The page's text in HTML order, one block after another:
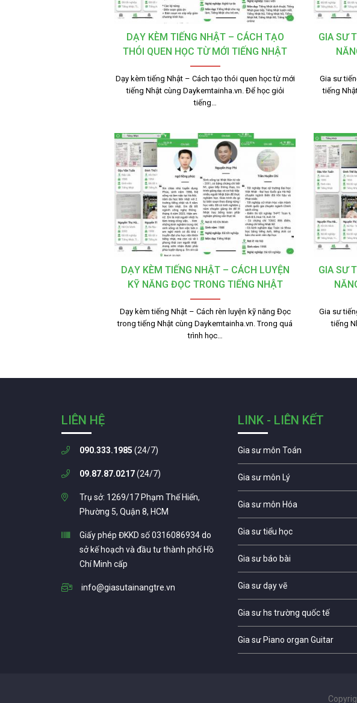
DẠY KÈM TIẾNG NHẬT – CÁCH TẠO
THÓI QUEN HỌC TỪ MỚI TIẾNG NHẬT
Dạy kèm tiếng Nhật – Cách tạo thói quen học từ mới
tiếng Nhật cùng Daykemtainha.vn. Để học giỏi
tiếng…
GIA SƯ
Gia sư
tiếng
DẠY KÈM TIẾNG NHẬT – CÁCH LUYỆN
KỸ NĂNG ĐỌC TRONG TIẾNG NHẬT
Dạy kèm tiếng Nhật – Cách rèn luyện kỹ năng Đọc
trong tiếng Nhật cùng Daykemtainha.vn. Trong quá
trình học…
GIA SƯ
Gia sư
tiếng
LIÊN HỆ
090.333.1985 (24/7)
09.87.87.0217(24/7)
Trụ sở: 1269/17 Phạm Thế Hiển,
Phường 5, Quận 8, HCM
Giấy phép ĐKKD số 0316086934 do
sở kế hoạch và đầu tư thành phố Hồ
Chí Minh cấp
info@giasutainangtre.vn
LINK - LIÊN KẾT
Gia sư môn Toán
Gia sư môn Lý
Gia sư môn Hóa
Gia sư tiểu học
Gia sư báo bài
Gia sư dạy vẽ
Gia sư hs trường quốc tế
Gia sư Piano organ Guitar